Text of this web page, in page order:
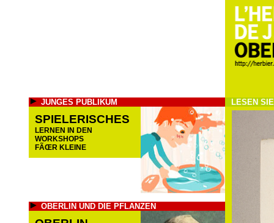
JUNGES PUBLIKUM
SPIELERISCHES
LERNEN IN DEN
WORKSHOPS
FÃŒR KLEINE
OBERLIN UND DIE PFLANZEN
LESEN